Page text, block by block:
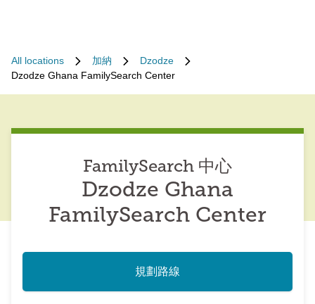
All locations 加納
Dzodze
Dzodze Ghana FamilySearch Center
FamilySearch 中心
Dzodze Ghana
FamilySearch Center
規劃路線